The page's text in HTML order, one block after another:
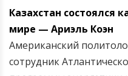
Казахстан состоялся
мире — Ариэль Коэн
Американский
сотрудник